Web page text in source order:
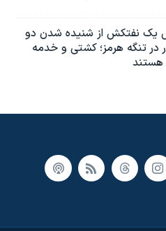
یک نفتکش از شنیده شدن دو
در تنگه هرمز؛ کشتی و خدمه
هستند